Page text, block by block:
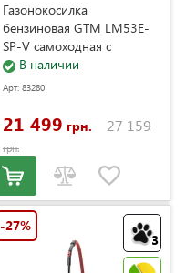
Газонокосилка
бензиновая GTM LM53E-
SP-V самоходная с
электростартером и
регулировкой скорости
В наличии
Арт: 83280
21 499 грн. 27 159
грн.
3
-27%